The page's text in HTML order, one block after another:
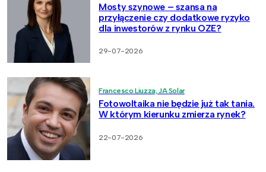
Mosty szynowe – szansa na
przyłączenie czy dodatkowe ryzyko
dla inwestorów z rynku OZE?
29-07-2026
Francesco Liuzza, JA Solar
Fotowoltaika nie będzie już tak tania.
W którym kierunku zmierza rynek?
22-07-2026